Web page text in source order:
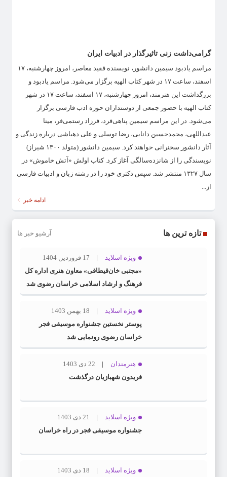
گرامی‌داشت زنی تاثیرگذار در ادبیات ایران
مراسم یادبود سیمین دانشور، نویسنده فقید معاصر، امروز چهارشنبه، ۱۷
اسفند، ساعت ۱۷ در شهر کتاب الهیه برگزار می‌شود. مراسم یادبود و
بزرگداشت این هنرمند، امروز چهارشنبه، ۱۷ اسفند، ساعت ۱۷ در شهر
کتاب الهیه با حضور جمعی از دوستداران حوزه ادب فارسی برگزار
می‌شود. در این مراسم سیمین پناهی‌فرد، فرزاد رستمی‌فر، مینا
عبداللهی، محمدحسین دانایی، رضا توسلی و علی دهباشی درباره زندگی و
آثار دانشور سخنرانی خواهند کرد. سیمین دانشور (متولد ۱۳۰۰ شیراز)
نویسندگی را از شانزده‌سالگی آغاز کرد. کتاب اولش «آتش خاموش» در
سال ۱۳۲۷ منتشر شد. سپس دکتری خود را در رشته زبان و ادبیات فارسی
از...
ادامه خبر
تازه ترین ها آرشیو خبر ها
ویژه اسلاید
17 فروردین 1404
«مجتبی خان‌قیطاقی» معاون هنری اداره کل
فرهنگ و ارشاد اسلامی خراسان رضوی شد
ویژه اسلاید
18 بهمن 1403
پوستر نخستین جشنواره موسیقی فجر
خراسان رضوی رونمایی شد
هنرمندان
22 دی 1403
فریدون شهبازیان درگذشت
ویژه اسلاید
21 دی 1403
جشنواره موسیقی فجر در راه خراسان
ویژه اسلاید
18 دی 1403